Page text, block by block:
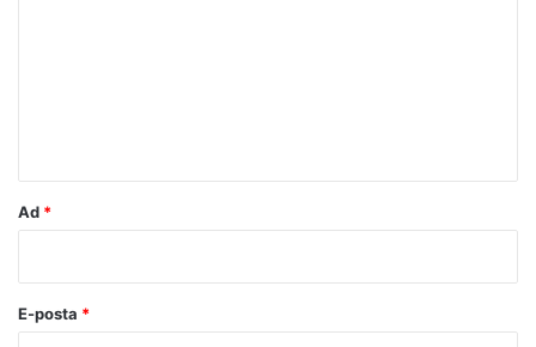
Ad *
E-posta *